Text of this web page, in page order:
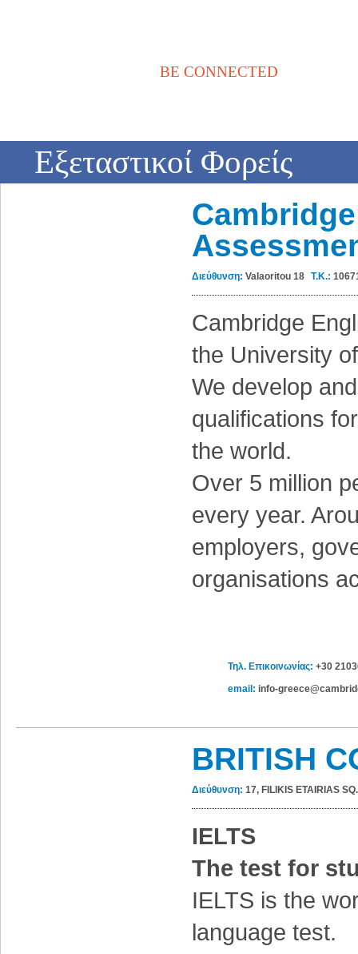
BE CONNECTED
Eξεταστικοί Φορείς
Διεύθυνση: Valaoritou 18 Τ.Κ.:
Cambridge
the University
We develop
qualifications
the world.
Over 5 million
every year.
employers,
organisations
Τηλ. Επικοινωνίας: +30
email: info-
BRITISH
Διεύθυνση: 17, FILIKIS ETAIRIAS SQ.
IELTS
The test for
IELTS is the
language test.